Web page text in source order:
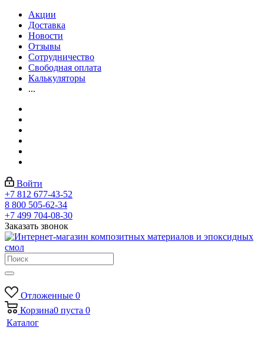
Акции
Доставка
Новости
Отзывы
Сотрудничество
Свободная оплата
Калькуляторы
...
Войти
+7 812 677-43-52
8 800 505-62-34
+7 499 704-08-30
Заказать звонок
Отложенные 0
Корзина0 пуста 0
Каталог